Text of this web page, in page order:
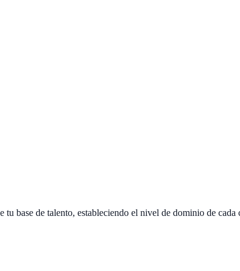
base de talento, estableciendo el nivel de dominio de cada